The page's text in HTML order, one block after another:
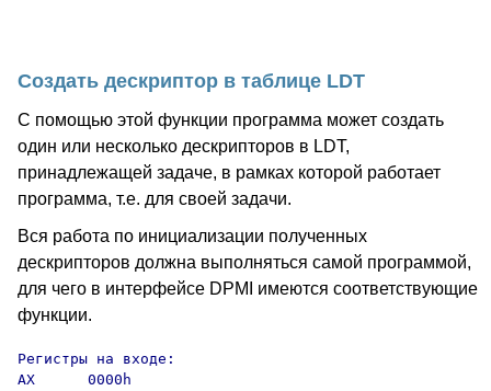
Создать дескриптор в таблице LDT
С помощью этой функции программа может создать
один или несколько дескрипторов в LDT,
принадлежащей задаче, в рамках которой работает
программа, т.е. для своей задачи.
Вся работа по инициализации полученных
дескрипторов должна выполняться самой программой,
для чего в интерфейсе DPMI имеются соответствующие
функции.
Регистры на входе:
AX      0000h